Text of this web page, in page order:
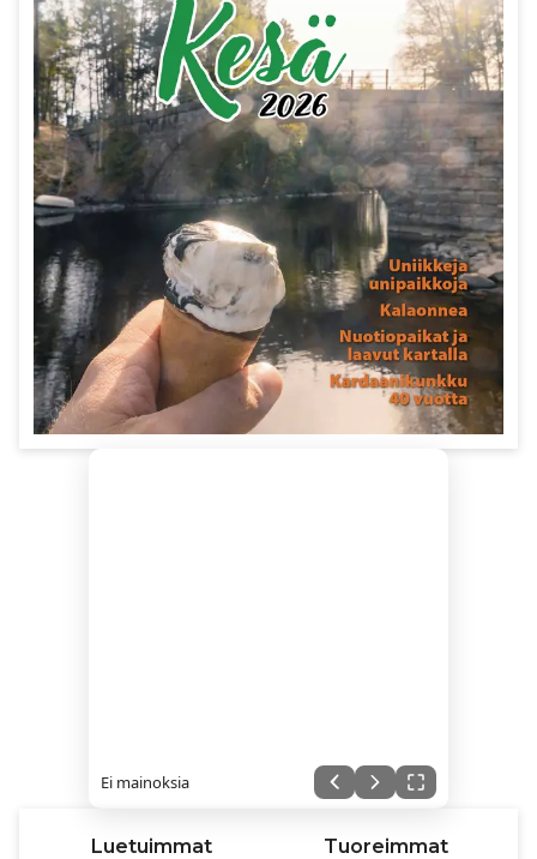
Ei mainoksia
Luetuimmat Tuoreimmat